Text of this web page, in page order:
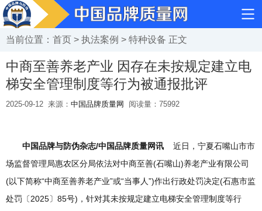
当前位置： 首页 > 执法案例 > 特种设备 正文
中商至善养老产业 因存在未按规定建立电
梯安全管理制度等行为被通报批评
2025-09-12 来源： 中国品牌质量网 阅读量： 75992
中国品牌与防伪杂志/中国品牌质量网讯
近日，宁夏石嘴山市市
场监督管理局惠农区分局依法对中商至善(石嘴山)养老产业有限公司
(以下简称“中商至善养老产业”或“当事人”)作出行政处罚决定(石惠市监
处罚〔2025〕85号)，针对其未按规定建立电梯安全管理制度等行